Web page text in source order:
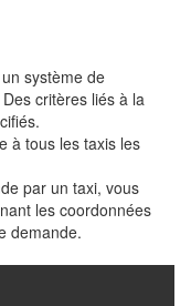
système de
critères liés à la
à tous les taxis les
par un taxi, vous
les coordonnées
demande.